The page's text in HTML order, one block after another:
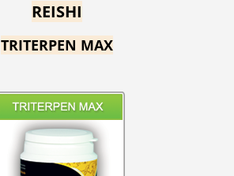
REISHI
TRITERPEN MAX